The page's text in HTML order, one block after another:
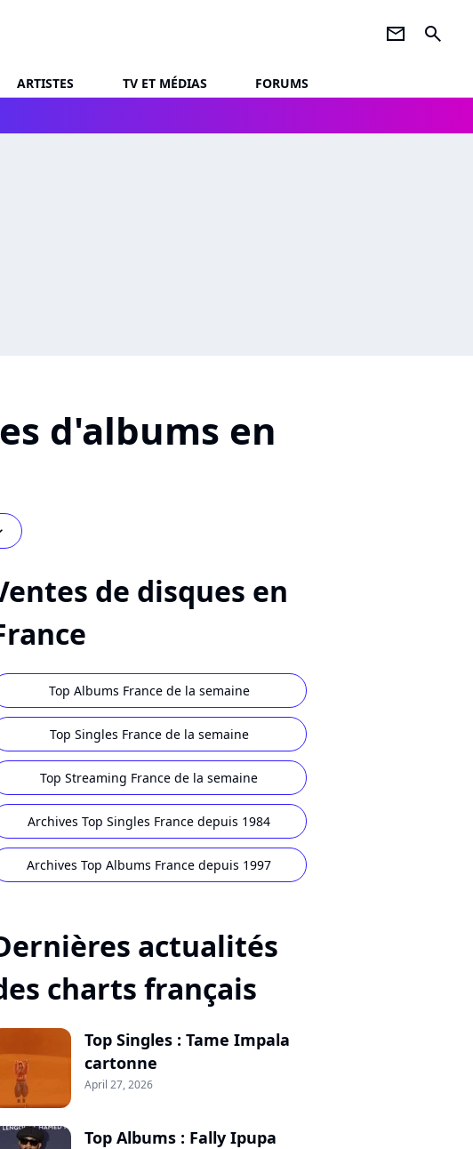
newsletter search
ARTISTES TV ET MÉDIAS
FORUMS
d'albums en
de disques en
Top Albums France de la semaine
Top Singles France de la semaine
Top Streaming France de la semaine
Archives Top Singles France depuis 1984
Archives Top Albums France depuis 1997
actualités
charts français
Top Singles : Tame Impala
cartonne
April 27, 2026
Top Albums : Fally Ipupa